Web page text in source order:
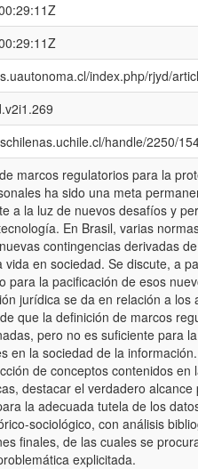
index.php/rjyd/
handle/2250/
marcos regulatorios para la
ha sido una meta
a la luz de nuevos desafíos y
En Brasil, varias
contingencias derivadas
vida en sociedad. Se discute, a
para la pacificación de esos
jurídica se da en relación a
que la definición de marcos
pero no es suficiente para
en la sociedad de la
de conceptos contenidos
destacar el verdadero
la adecuada tutela de los
sociológico, con análisis
finales, de las cuales se
explicitada.